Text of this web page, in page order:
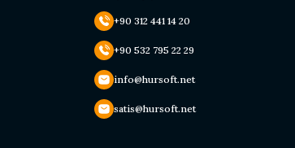
+90 312 441 14 20
+90 532 795 22 29
info@hursoft.net
satis@hursoft.net